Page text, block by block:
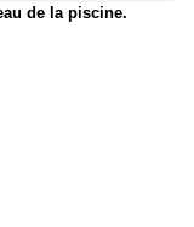
de la piscine.